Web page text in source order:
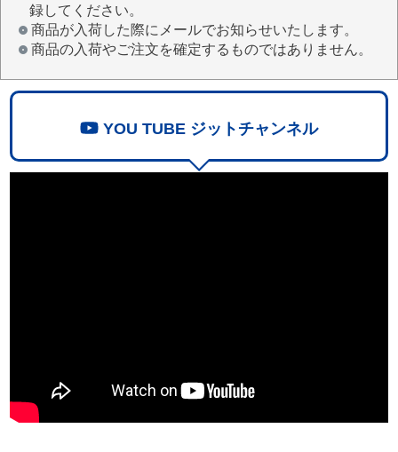
録してください。
商品が入荷した際にメールでお知らせいたします。
商品の入荷やご注文を確定するものではありません。
YOU TUBE ジットチャンネル